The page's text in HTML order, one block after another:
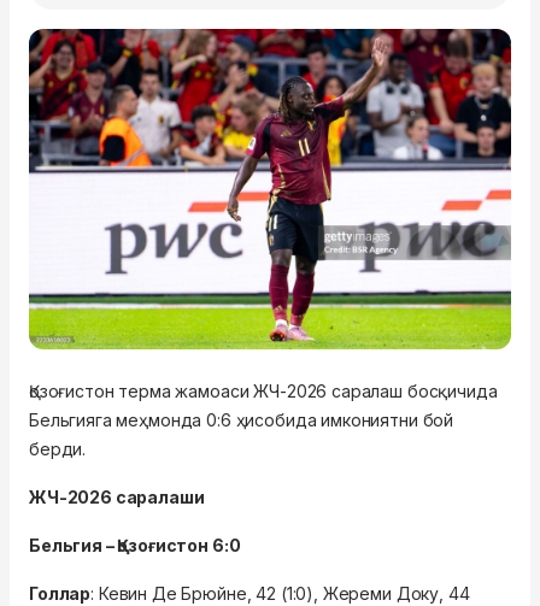
Қозоғистон терма жамоаси ЖЧ-2026 саралаш босқичида
Бельгияга меҳмонда 0:6 ҳисобида имкониятни бой
берди.
ЖЧ-2026 саралаши
Бельгия – Қозоғистон 6:0
Голлар: Кевин Де Брюйне, 42 (1:0), Жереми Доку, 44